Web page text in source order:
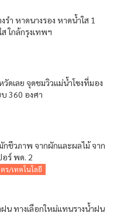
รำ หาดนางรอง หาดน้ำใส 1
ใกล้กรุงเทพฯ
วัดเลย จุดชมวิวแม่น้ำโขงที่มอง
360 องศา
กชีวภาพ จากผักและผลไม้ จาก
อร์ พด. 2
ร/เทคโนโลยี
น ทางเลือกใหม่แทนรางน้ำฝน